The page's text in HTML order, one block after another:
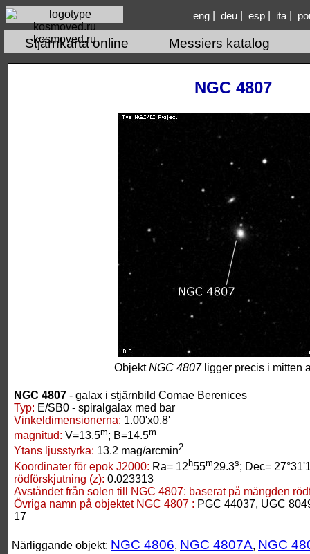
kosmoved.ru
eng| deu| esp| ita|
Stjärnkarta online Messiers katalog
NGC 4807
ObjektNGC 4807ligger precis i mitten
NGC 4807 - galax i stjärnbild Comae Berenices
Typ: E/SB0 - spiralgalax med bar
Vinkeldimensionerna: 1.00'x0.8'
magnitud: V=13.5m; B=14.5m
Ytans ljusstyrka: 13.2 mag/arcmin2
Koordinater för epok J2000: Ra= 12 h55m29.3s; Dec=
rödförskjutning (z): 0.023313
Avståndet från solen till NGC 4807: baserat på mängden
Övriga namn på objektet NGC 4807 : PGC 44037, UGC
17
Närliggande objekt: NGC 4806, NGC 4807A, NGC